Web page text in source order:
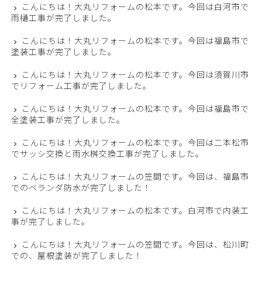
こんにちは！大丸リフォームの松本です。今回は白河市で
雨樋工事が完了しました。
こんにちは！大丸リフォームの松本です。今回は福島市で
塗装工事が完了しました。
こんにちは！大丸リフォームの松本です。今回は須賀川市
でリフォーム工事が完了しました。
こんにちは！大丸リフォームの松本です。今回は福島市で
全塗装工事が完了しました。
こんにちは！大丸リフォームの松本です。今回は二本松市
でサッシ交換と雨水桝交換工事が完了しました。
こんにちは！大丸リフォームの笠間です。今回は、福島市
でのベランダ防水が完了しました！
こんにちは！大丸リフォームの松本です。白河市で内装工
事が完了しました。
こんにちは！大丸リフォームの笠間です。今回は、松川町
での、屋根塗装が完了しました！